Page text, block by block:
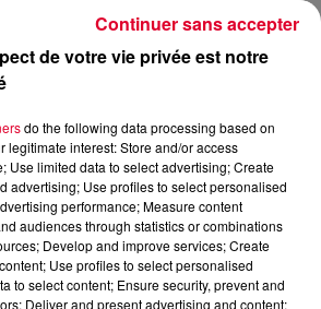
à 15h33 par
de votre vie privée est notre
do the following data processing based on
legitimate interest: Store and/or access
Use limited data to select advertising; Create
advertising; Use profiles to select personalised
performance; Measure content
audiences through statistics or combinations
Develop and improve services; Create
Use profiles to select personalised
to select content; Ensure security, prevent and
Deliver and present advertising and content;
Continuer sans accepter